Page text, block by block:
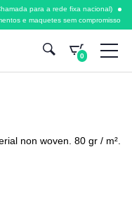
para a rede fixa nacional)
e maquetes sem compromisso
0
non woven. 80 gr / m².